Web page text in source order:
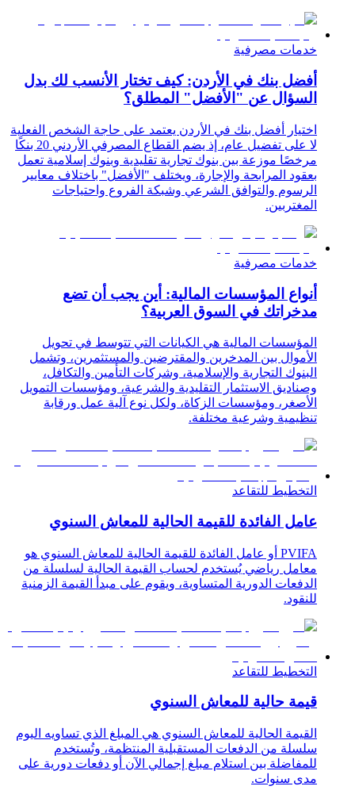
خدمات مصرفية
أفضل بنك في الأردن: كيف تختار الأنسب لك بدل
السؤال عن "الأفضل" المطلق؟
اختيار أفضل بنك في الأردن يعتمد على حاجة الشخص الفعلية
لا على تفضيل عام، إذ يضم القطاع المصرفي الأردني 20 بنكًا
مرخصًا موزعة بين بنوك تجارية تقليدية وبنوك إسلامية تعمل
بعقود المرابحة والإجارة، ويختلف "الأفضل" باختلاف معايير
الرسوم والتوافق الشرعي وشبكة الفروع واحتياجات
المغتربين.
خدمات مصرفية
أنواع المؤسسات المالية: أين يجب أن تضع
مدخراتك في السوق العربية؟
المؤسسات المالية هي الكيانات التي تتوسط في تحويل
الأموال بين المدخرين والمقترضين والمستثمرين، وتشمل
البنوك التجارية والإسلامية، وشركات التأمين والتكافل،
وصناديق الاستثمار التقليدية والشرعية، ومؤسسات التمويل
الأصغر، ومؤسسات الزكاة، ولكل نوع آلية عمل ورقابة
تنظيمية وشرعية مختلفة.
التخطيط للتقاعد
عامل الفائدة للقيمة الحالية للمعاش السنوي
PVIFA أو عامل الفائدة للقيمة الحالية للمعاش السنوي هو
معامل رياضي يُستخدم لحساب القيمة الحالية لسلسلة من
الدفعات الدورية المتساوية، ويقوم على مبدأ القيمة الزمنية
للنقود.
التخطيط للتقاعد
قيمة حالية للمعاش السنوي
القيمة الحالية للمعاش السنوي هي المبلغ الذي تساويه اليوم
سلسلة من الدفعات المستقبلية المنتظمة، وتُستخدم
للمفاضلة بين استلام مبلغ إجمالي الآن أو دفعات دورية على
مدى سنوات.